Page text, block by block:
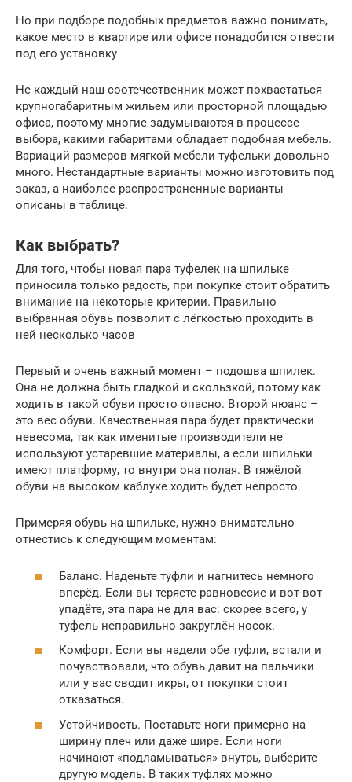
Но при подборе подобных предметов важно понимать,
какое место в квартире или офисе понадобится отвести
под его установку
Не каждый наш соотечественник может похвастаться
крупногабаритным жильем или просторной площадью
офиса, поэтому многие задумываются в процессе
выбора, какими габаритами обладает подобная мебель.
Вариаций размеров мягкой мебели туфельки довольно
много. Нестандартные варианты можно изготовить под
заказ, а наиболее распространенные варианты
описаны в таблице.
Как выбрать?
Для того, чтобы новая пара туфелек на шпильке
приносила только радость, при покупке стоит обратить
внимание на некоторые критерии. Правильно
выбранная обувь позволит с лёгкостью проходить в
ней несколько часов
Первый и очень важный момент – подошва шпилек.
Она не должна быть гладкой и скользкой, потому как
ходить в такой обуви просто опасно. Второй нюанс –
это вес обуви. Качественная пара будет практически
невесома, так как именитые производители не
используют устаревшие материалы, а если шпильки
имеют платформу, то внутри она полая. В тяжёлой
обуви на высоком каблуке ходить будет непросто.
Примеряя обувь на шпильке, нужно внимательно
отнестись к следующим моментам:
Баланс. Наденьте туфли и нагнитесь немного
вперёд. Если вы теряете равновесие и вот-вот
упадёте, эта пара не для вас: скорее всего, у
туфель неправильно закруглён носок.
Комфорт. Если вы надели обе туфли, встали и
почувствовали, что обувь давит на пальчики
или у вас сводит икры, от покупки стоит
отказаться.
Устойчивость. Поставьте ноги примерно на
ширину плеч или даже шире. Если ноги
начинают «подламываться» внутрь, выберите
другую модель. В таких туфлях можно